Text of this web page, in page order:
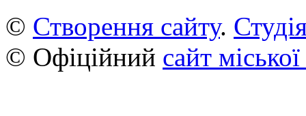
© Створення сайту.
© Офіційний сайт